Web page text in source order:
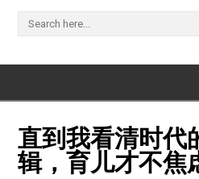
直到我看清时代
辑，育儿才不焦